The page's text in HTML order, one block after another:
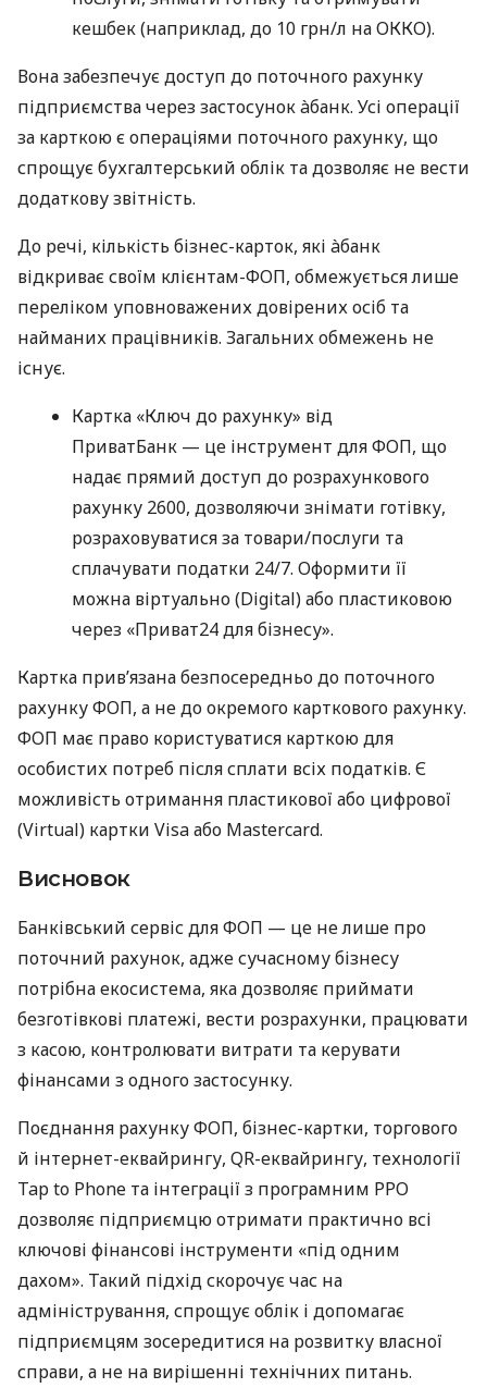
кешбек (наприклад, до 10 грн/л на ОККО).
Вона забезпечує доступ до поточного рахунку
підприємства через застосунок àбанк. Усі операції
за карткою є операціями поточного рахунку, що
спрощує бухгалтерський облік та дозволяє не вести
додаткову звітність.
До речі, кількість бізнес-карток, які àбанк
відкриває своїм клієнтам-ФОП, обмежується лише
переліком уповноважених довірених осіб та
найманих працівників. Загальних обмежень не
існує.
Картка «Ключ до рахунку» від
ПриватБанк — це інструмент для ФОП, що
надає прямий доступ до розрахункового
рахунку 2600, дозволяючи знімати готівку,
розраховуватися за товари/послуги та
сплачувати податки 24/7. Оформити її
можна віртуально (Digital) або пластиковою
через «Приват24 для бізнесу».
Картка прив’язана безпосередньо до поточного
рахунку ФОП, а не до окремого карткового рахунку.
ФОП має право користуватися карткою для
особистих потреб після сплати всіх податків. Є
можливість отримання пластикової або цифрової
(Virtual) картки Visa або Mastercard.
Висновок
Банківський сервіс для ФОП — це не лише про
поточний рахунок, адже сучасному бізнесу
потрібна екосистема, яка дозволяє приймати
безготівкові платежі, вести розрахунки, працювати
з касою, контролювати витрати та керувати
фінансами з одного застосунку.
Поєднання рахунку ФОП, бізнес-картки, торгового
й інтернет-еквайрингу, QR-еквайрингу, технології
Tap to Phone та інтеграції з програмним РРО
дозволяє підприємцю отримати практично всі
ключові фінансові інструменти «під одним
дахом». Такий підхід скорочує час на
адміністрування, спрощує облік і допомагає
підприємцям зосередитися на розвитку власної
справи, а не на вирішенні технічних питань.